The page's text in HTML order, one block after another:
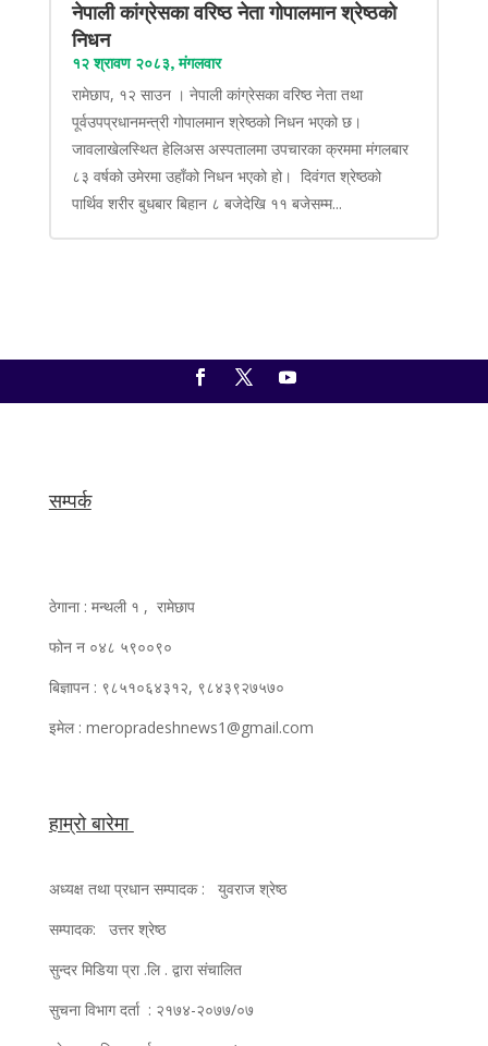
नेपाली कांग्रेसका वरिष्ठ नेता गोपालमान श्रेष्ठको
निधन
१२ श्रावण २०८३, मंगलवार
रामेछाप, १२ साउन । नेपाली कांग्रेसका वरिष्ठ नेता तथा
पूर्वउपप्रधानमन्त्री गोपालमान श्रेष्ठको निधन भएको छ।
जावलाखेलस्थित हेलिअस अस्पतालमा उपचारका क्रममा मंगलबार
८३ वर्षको उमेरमा उहाँको निधन भएको हो। दिवंगत श्रेष्ठको
पार्थिव शरीर बुधबार बिहान ८ बजेदेखि ११ बजेसम्म...
सम्पर्क
ठेगाना : मन्थली १ , रामेछाप
फोन न ०४८ ५९००९०
बिज्ञापन : ९८५१०६४३१२, ९८४३९२७५७०
इमेल : meropradeshnews1@gmail.com
हाम्रो बारेमा
अध्यक्ष तथा प्रधान सम्पादक : युवराज श्रेष्ठ
सम्पादक: उत्तर श्रेष्ठ
सुन्दर मिडिया प्रा .लि . द्वारा संचालित
सुचना विभाग दर्ता : २१७४-२०७७/०७